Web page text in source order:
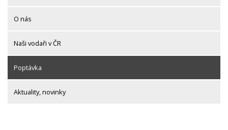
O nás
Naši vodaři v ČR
Poptávka
Aktuality, novinky